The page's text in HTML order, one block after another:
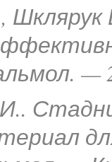
Шклярук
—